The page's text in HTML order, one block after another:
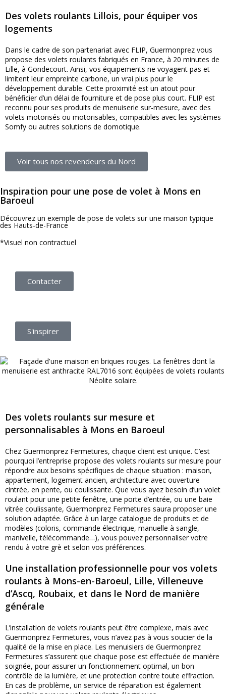
Des volets roulants Lillois, pour équiper vos
logements
Dans le cadre de son partenariat avec FLIP, Guermonprez vous
propose des volets roulants fabriqués en France, à 20 minutes de
Lille, à Gondecourt. Ainsi, vos équipements ne voyagent pas et
limitent leur empreinte carbone, un vrai plus pour le
développement durable. Cette proximité est un atout pour
bénéficier d’un délai de fourniture et de pose plus court. FLIP est
reconnu pour ses produits de menuiserie sur-mesure, avec des
volets motorisés ou motorisables, compatibles avec les systèmes
Somfy ou autres solutions de domotique.
Voir tous nos revendeurs du Nord
Inspiration pour une pose de volet à Mons en
Baroeul
Découvrez un exemple de pose de volets sur une maison typique
des Hauts-de-France
*Visuel non contractuel
Contacter
S'inspirer
Des volets roulants sur mesure et
personnalisables à Mons en Baroeul
Chez Guermonprez Fermetures, chaque client est unique. C’est
pourquoi l’entreprise propose des volets roulants sur mesure pour
répondre aux besoins spécifiques de chaque situation : maison,
appartement, logement ancien, architecture avec ouverture
cintrée, en pente, ou coulissante. Que vous ayez besoin d’un volet
roulant pour une petite fenêtre, une porte d’entrée, ou une baie
vitrée coulissante, Guermonprez Fermetures saura proposer une
solution adaptée. Grâce à un large catalogue de produits et de
modèles (coloris, commande électrique, manuelle à sangle,
manivelle, télécommande…), vous pouvez personnaliser votre
rendu à votre grè et selon vos préférences.
Une installation professionnelle pour vos volets
roulants à Mons-en-Baroeul, Lille, Villeneuve
d’Ascq, Roubaix, et dans le Nord de manière
générale
L’installation de volets roulants peut être complexe, mais avec
Guermonprez Fermetures, vous n’avez pas à vous soucier de la
qualité de la mise en place. Les menuisiers de Guermonprez
Fermetures s’assurent que chaque pose est effectuée de manière
soignée, pour assurer un fonctionnement optimal, un bon
contrôle de la lumière, et une protection contre toute effraction.
En cas de problème, un service de réparation est également